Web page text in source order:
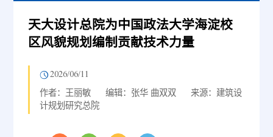
天大设计总院为中国政法大学海淀校
区风貌规划编制贡献技术力量
2026/06/11
作者：王丽敏 编辑：张华 曲双双
来源：建筑设
计规划研究总院